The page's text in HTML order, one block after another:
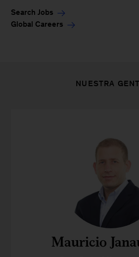
Search Jobs
Global Careers
NUESTRA
Mauricio